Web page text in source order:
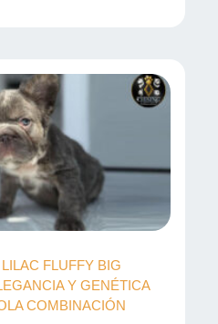
FLUFFY BIG
Y GENÉTICA
COMBINACIÓN